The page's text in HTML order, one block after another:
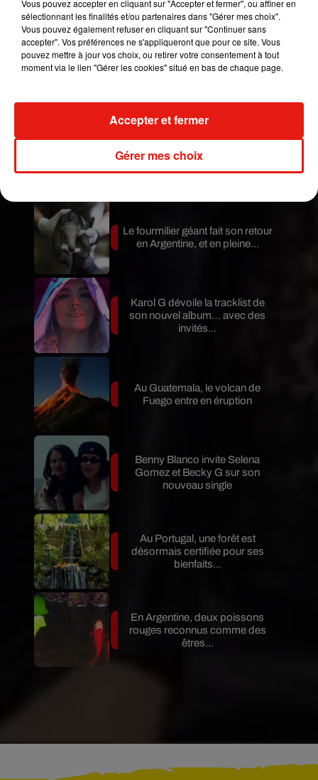
le moindre post mis sur les réseaux sociaux par la
famille. À commencer parE News lié à la chaîne E
Entertainment qui diffuse la téléréalité des
Kardashian.
douleurs est d'être blessée par quelqu'un à qui tu
avais justement confié ta peine."
Le fourmilier géant fait son retour
en Argentine, et en pleine...
Karol G dévoile la tracklist de
son nouvel album… avec des
invités...
Au Guatemala, le volcan de
Fuego entre en éruption
Benny Blanco invite Selena
Gomez et Becky G sur son
nouveau single
Au Portugal, une forêt est
désormais certifiée pour ses
bienfaits...
En Argentine, deux poissons
rouges reconnus comme des
êtres...
Vous pouvez accepter en cliquant sur "Accepter et fermer", ou affiner en
sélectionnant les finalités et/ou partenaires dans "Gérer mes choix".
Vous pouvez également refuser en cliquant sur "Continuer sans
accepter". Vos préférences ne s'appliqueront que pour ce site. Vous
pouvez mettre à jour vos choix, ou retirer votre consentement à tout
moment via le lien "Gérer les cookies" situé en bas de chaque page.
Gérer mes choix
Accepter et fermer